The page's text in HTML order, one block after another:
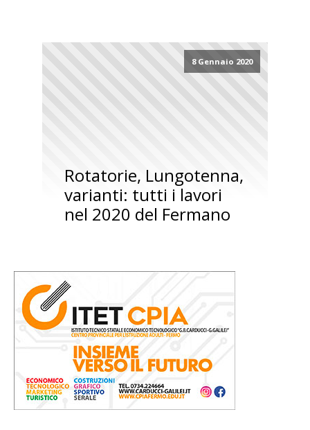
8 Gennaio 2020
Rotatorie, Lungotenna,
varianti: tutti i lavori
nel 2020 del Fermano